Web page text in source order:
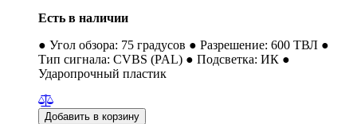
Есть в наличии
● Угол обзора: 75 градусов ● Разрешение: 600 ТВЛ ●
Тип сигнала: CVBS (PAL) ● Подсветка: ИК ●
Ударопрочный пластик